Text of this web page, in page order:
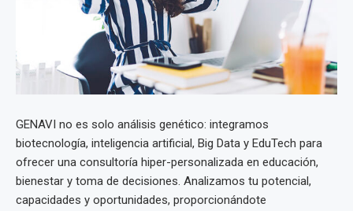
GENAVI no es solo análisis genético: integramos
biotecnología, inteligencia artificial, Big Data y EduTech para
ofrecer una consultoría hiper-personalizada en educación,
bienestar y toma de decisiones. Analizamos tu potencial,
capacidades y oportunidades, proporcionándote